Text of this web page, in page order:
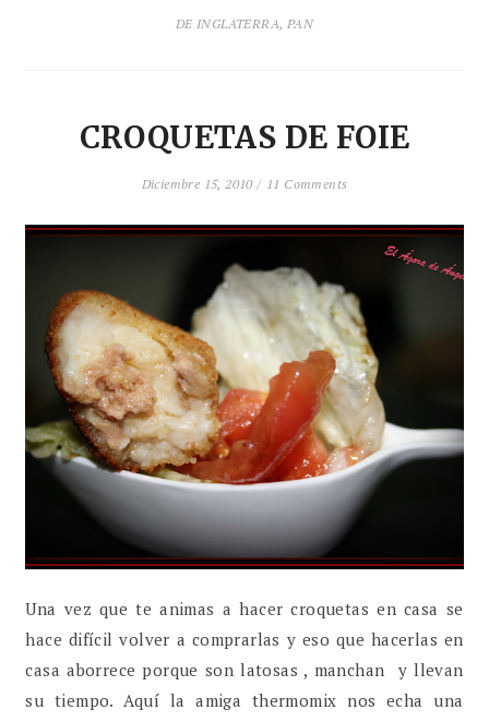
DE INGLATERRA, PAN
CROQUETAS DE FOIE
Diciembre 15, 2010 / 11 Comments
Una vez que te animas a hacer croquetas en casa se
hace difícil volver a comprarlas y eso que hacerlas en
casa aborrece porque son latosas , manchan y llevan
su tiempo. Aquí la amiga thermomix nos echa una